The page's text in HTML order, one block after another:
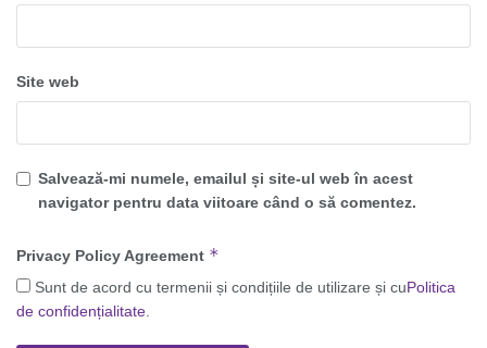
Site web
Salvează-mi numele, emailul și site-ul web în acest
navigator pentru data viitoare când o să comentez.
Privacy Policy Agreement *
Sunt de acord cu termenii și condițiile de utilizare și cuPolitica
de confidențialitate